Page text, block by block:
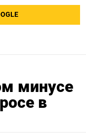
минусе
в